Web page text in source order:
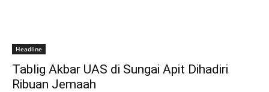
Headline
Tablig Akbar UAS di Sungai Apit Dihadiri
Ribuan Jemaah